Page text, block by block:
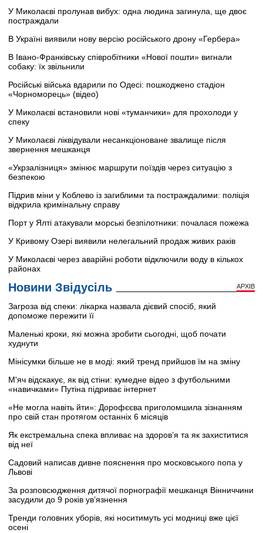
У Миколаєві пролунав вибух: одна людина загинула, ще двоє
постраждали
В Україні виявили нову версію російського дрону «Гербера»
В Івано-Франківську співробітники «Нової пошти» вигнали
собаку: їх звільнили
Російські війська вдарили по Одесі: пошкоджено стадіон
«Чорноморець» (відео)
У Миколаєві встановили нові «туманчики» для прохолоди у
спеку
У Миколаєві ліквідували несанкціоноване звалище після
звернення мешканця
«Укрзалізниця» змінює маршрути поїздів через ситуацію з
безпекою
Підрив міни у Коблево із загиблими та постраждалими: поліція
відкрила кримінальну справу
Порт у Ялті атакували морські безпілотники: почалася пожежа
У Кривому Озері виявили нелегальний продаж живих раків
У Миколаєві через аварійні роботи відключили воду в кількох
районах
Новини Звідусіль АРХІВ
Загроза від спеки: лікарка назвала дієвий спосіб, який
допоможе пережити її
Маленькі кроки, які можна зробити сьогодні, щоб почати
худнути
Мінісумки більше не в моді: який тренд прийшов їм на зміну
М'яч відскакує, як від стіни: кумедне відео з футбольними
«навичками» Путіна підриває інтернет
«Не могла навіть йти»: Дорофєєва приголомшила зізнанням
про свій стан протягом останніх 6 місяців
Як екстремальна спека впливає на здоров’я та як захиститися
від неї
Садовий написав дивне пояснення про московського попа у
Львові
За розповсюдження дитячої порнографії мешканця Вінниччини
засудили до 9 років ув’язнення
Тренди головних уборів, які носитимуть усі модниці вже цієї
осені